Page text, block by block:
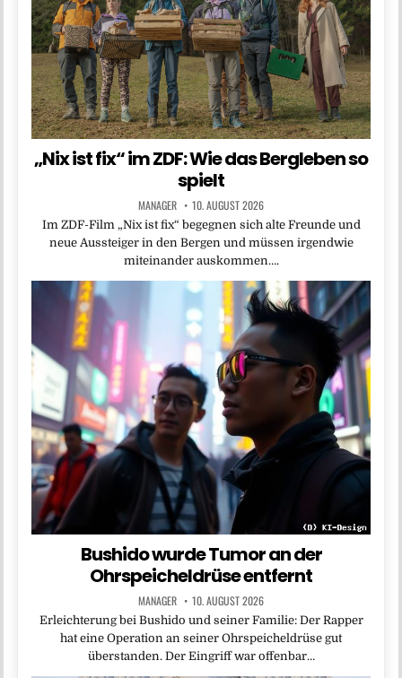
„Nix ist fix“ im ZDF: Wie das Bergleben so
spielt
MANAGER 10. AUGUST 2026
Im ZDF-Film „Nix ist fix“ begegnen sich alte Freunde und
neue Aussteiger in den Bergen und müssen irgendwie
miteinander auskommen….
Bushido wurde Tumor an der
Ohrspeicheldrüse entfernt
MANAGER 10. AUGUST 2026
Erleichterung bei Bushido und seiner Familie: Der Rapper
hat eine Operation an seiner Ohrspeicheldrüse gut
überstanden. Der Eingriff war offenbar…